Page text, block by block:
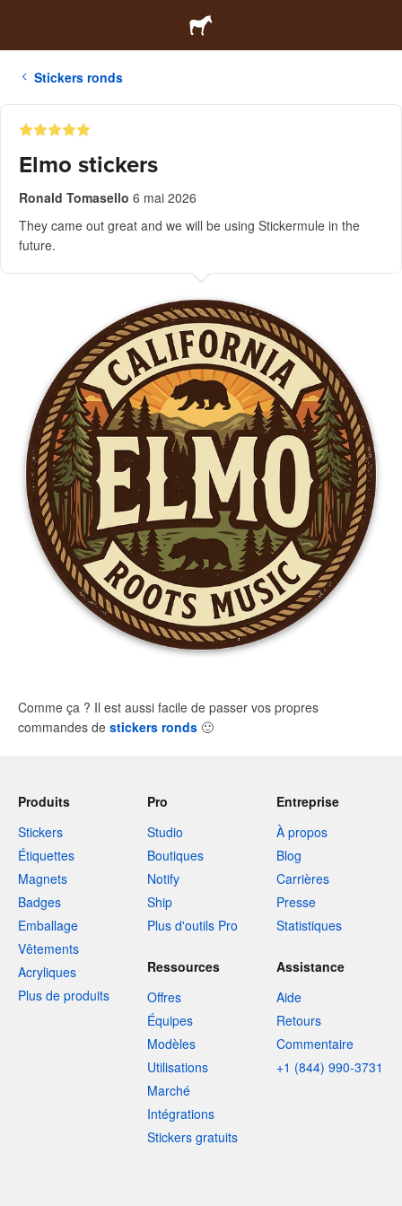
Stickers ronds
Elmo stickers
Ronald Tomasello 6 mai 2026
They came out great and we will be using Stickermule in the
future.
Comme ça ? Il est aussi facile de passer vos propres
commandes de stickers ronds 🙂
Produits
Stickers
Étiquettes
Magnets
Badges
Emballage
Vêtements
Acryliques
Plus de produits
Pro
Studio
Boutiques
Notify
Ship
Plus d'outils Pro
Entreprise
À propos
Blog
Carrières
Presse
Statistiques
Ressources
Offres
Équipes
Modèles
Utilisations
Marché
Intégrations
Stickers gratuits
Assistance
Aide
Retours
Commentaire
+1 (844) 990-3731